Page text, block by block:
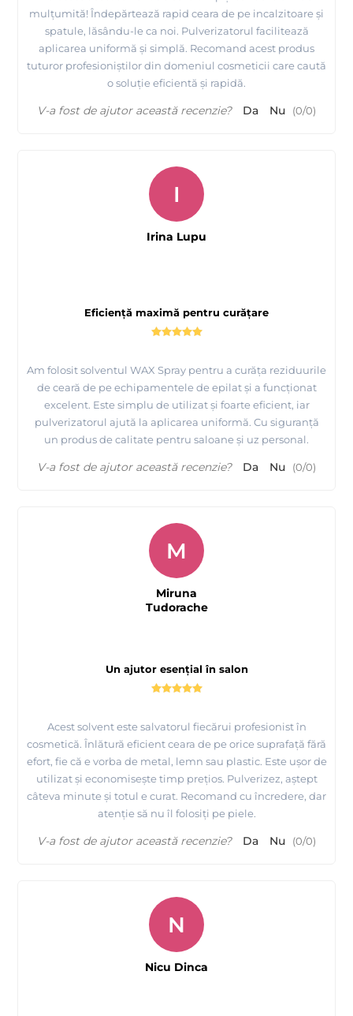
mulțumită! Îndepărtează rapid ceara de pe incalzitoare și
spatule, lăsându-le ca noi. Pulverizatorul facilitează
aplicarea uniformă și simplă. Recomand acest produs
tuturor profesioniștilor din domeniul cosmeticii care caută
o soluție eficientă și rapidă.
V-a fost de ajutor această recenzie? Da Nu (0/0)
Eficiență maximă pentru curățare
Am folosit solventul WAX Spray pentru a curăța reziduurile
de ceară de pe echipamentele de epilat și a funcționat
excelent. Este simplu de utilizat și foarte eficient, iar
pulverizatorul ajută la aplicarea uniformă. Cu siguranță
un produs de calitate pentru saloane și uz personal.
I
Irina Lupu
V-a fost de ajutor această recenzie? Da Nu (0/0)
Un ajutor esențial în salon
Acest solvent este salvatorul fiecărui profesionist în
cosmetică. Înlătură eficient ceara de pe orice suprafață fără
efort, fie că e vorba de metal, lemn sau plastic. Este ușor de
utilizat și economisește timp prețios. Pulverizez, aștept
câteva minute și totul e curat. Recomand cu încredere, dar
atenție să nu îl folosiți pe piele.
M
Miruna
Tudorache
V-a fost de ajutor această recenzie? Da Nu (0/0)
N
Nicu Dinca